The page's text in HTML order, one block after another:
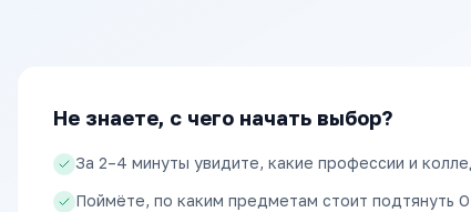
Не знаете, с чего начать выбор?
За 2–4 минуты увидите, какие профессии и
Поймёте, по каким предметам стоит подтянуть